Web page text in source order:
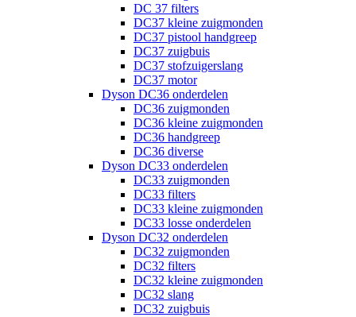
DC 37 filters
DC37 kleine zuigmonden
DC37 pistool handgreep
DC37 zuigbuis
DC37 stofzuigerslang
DC37 motor
Dyson DC36 onderdelen
DC36 zuigmonden
DC36 kleine zuigmonden
DC36 handgreep
DC36 diverse
Dyson DC33 onderdelen
DC33 zuigmonden
DC33 filters
DC33 kleine zuigmonden
DC33 losse onderdelen
Dyson DC32 onderdelen
DC32 zuigmonden
DC32 filters
DC32 kleine zuigmonden
DC32 slang
DC32 zuigbuis